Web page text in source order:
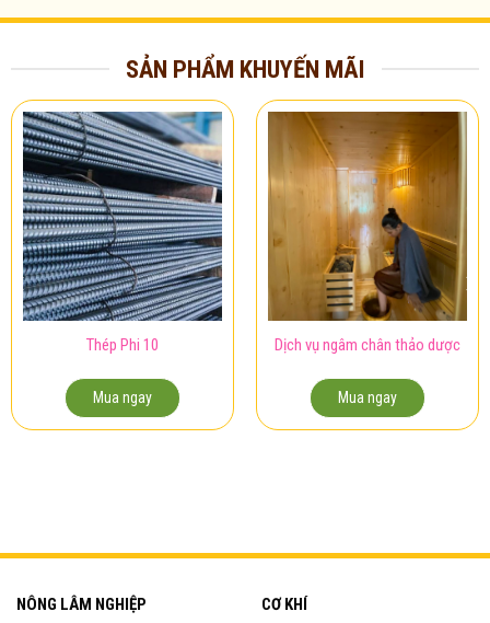
SẢN PHẨM KHUYẾN MÃI
Thép Phi 10
Mua ngay
Dịch vụ ngâm chân thảo dược
Mua ngay
NÔNG LÂM NGHIỆP CƠ KHÍ